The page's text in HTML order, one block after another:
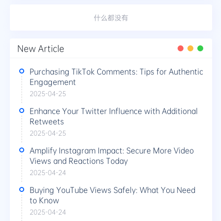
什么都没有
New Article
Purchasing TikTok Comments: Tips for Authentic
Engagement
2025-04-25
Enhance Your Twitter Influence with Additional
Retweets
2025-04-25
Amplify Instagram Impact: Secure More Video
Views and Reactions Today
2025-04-24
Buying YouTube Views Safely: What You Need
to Know
2025-04-24